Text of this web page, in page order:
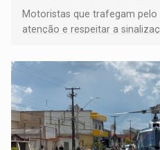
​Motoristas que trafegam
atenção e respeitar a